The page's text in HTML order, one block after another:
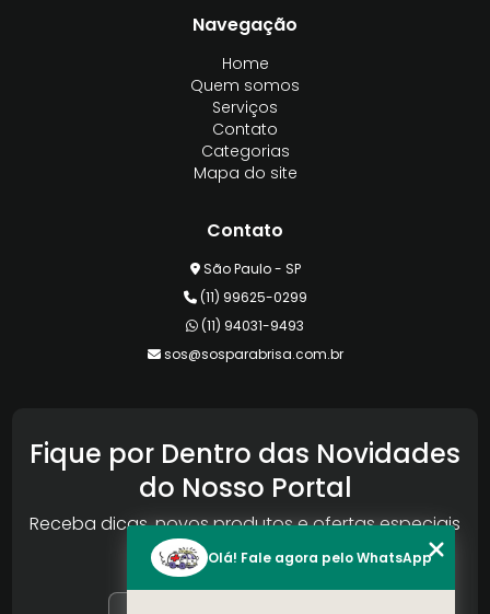
Navegação
Home
Quem somos
Serviços
Contato
Categorias
Mapa do site
Contato
São Paulo - SP
(11) 99625-0299
(11) 94031-9493
sos@sosparabrisa.com.br
Fique por Dentro das Novidades
do Nosso Portal
Receba dicas, novos produtos e ofertas especiais
da Reconlog
Olá! Fale agora pelo WhatsApp